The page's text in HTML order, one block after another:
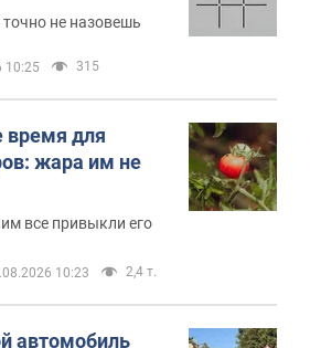
не назовешь
10:25 315
время для
жара им не
все привыкли его
10:23 2,4 т.
автомобиль